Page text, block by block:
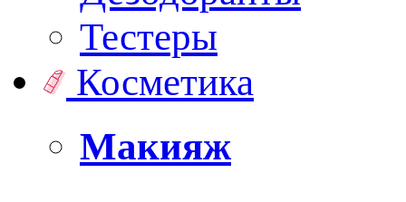
Тестеры
Косметика
Макияж